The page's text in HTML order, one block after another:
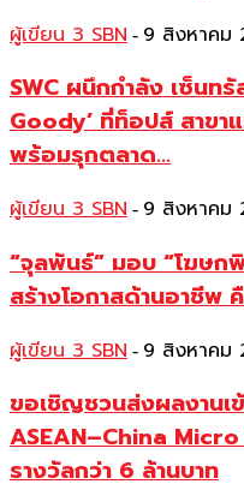
ผู้เขียน 3 SBN - 9 สิงหาคม
SWC ผนึกกำลัง เซ็นท
Goody’ ที่ท็อปส์ สาข
พร้อมรุกตลาด...
ผู้เขียน 3 SBN - 9 สิงหาคม
“จุลพันธ์” มอบ “โฆษ
สร้างโอกาสด้านอาชีพ
ผู้เขียน 3 SBN - 9 สิงหาคม
ขอเชิญชวนส่งผลงานเ
ASEAN–China
รางวัลกว่า 6 ล้านบาท